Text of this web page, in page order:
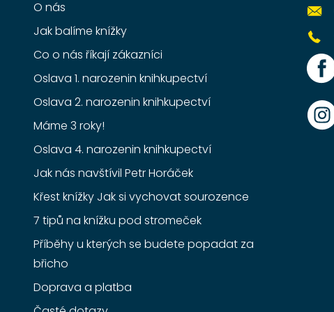
O nás
Jak balíme knížky
Co o nás říkají zákazníci
Oslava 1. narozenin knihkupectví
Oslava 2. narozenin knihkupectví
Máme 3 roky!
Oslava 4. narozenin knihkupectví
Jak nás navštívil Petr Horáček
Křest knížky Jak si vychovat sourozence
7 tipů na knížku pod stromeček
Příběhy u kterých se budete popadat za
břicho
Doprava a platba